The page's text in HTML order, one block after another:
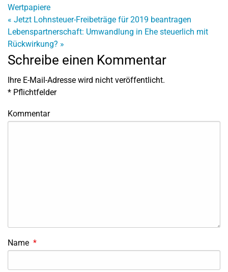
Wertpapiere
« Jetzt Lohnsteuer-Freibeträge für 2019 beantragen
Lebenspartnerschaft: Umwandlung in Ehe steuerlich mit
Rückwirkung? »
Schreibe einen Kommentar
Ihre E-Mail-Adresse wird nicht veröffentlicht.
* Pflichtfelder
Kommentar
Name *